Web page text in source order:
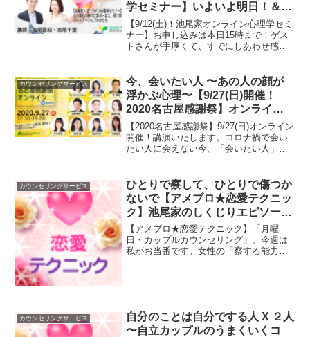
学セミナー】いよいよ明日！＆
『池尾家ちゃんねる』もう１本
up！
【9/12(土)！池尾家オンライン心理学セミ
ナー】お申し込みは本日15時まで！ゲス
トさんが手厚くて、すでにしあわせ感じ
た！
カウンセリングサービス
今、会いたい人 〜あの人の顔が
浮かぶ心理〜【9/27(日)開催！
2020名古屋感謝祭】オンライン
で講演します！
【2020名古屋感謝祭】9/27(日)オンライン
開催！講演いたします。コロナ禍で会い
たい人に会えない今、「会いたい人」を
かもしれません。
カウンセリングサービス
ひとりで察して、ひとりで傷つか
ないで【アメブロ★恋愛テクニッ
ク】池尾家のしくじりエピソード
含む＆ハニワくん本名
【アメブロ★恋愛テクニック】「月曜
日・カップルカウンセリング」。今週は
私がお当番です。女性の「察する能力」
カウンセリングサービス
自分のことは自分でする人 X ２人
〜自立カップルのうまくいくコ